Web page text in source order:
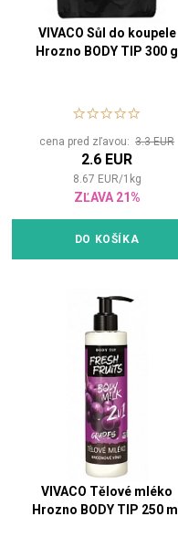
VIVACO Sůl do koupele
Hrozno BODY TIP 300 g
cena pred zľavou: 3.3 EUR
2.6 EUR
8.67 EUR/1 kg
ZĽAVA 21%
DO KOŠÍKA
VIVACO Tělové mléko
Hrozno BODY TIP 250 ml